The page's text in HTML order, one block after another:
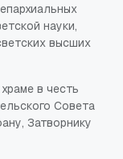
науки,
высших
в честь
Совета
Затворнику